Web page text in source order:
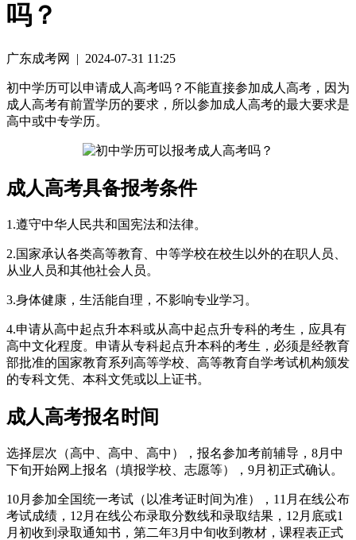
吗？
广东成考网 | 2024-07-31 11:25
初中学历可以申请成人高考吗？不能直接参加成人高考，因为
成人高考有前置学历的要求，所以参加成人高考的最大要求是
高中或中专学历。
成人高考具备报考条件
1.遵守中华人民共和国宪法和法律。
2.国家承认各类高等教育、中等学校在校生以外的在职人员、
从业人员和其他社会人员。
3.身体健康，生活能自理，不影响专业学习。
4.申请从高中起点升本科或从高中起点升专科的考生，应具有
高中文化程度。申请从专科起点升本科的考生，必须是经教育
部批准的国家教育系列高等学校、高等教育自学考试机构颁发
的专科文凭、本科文凭或以上证书。
成人高考报名时间
选择层次（高中、高中、高中），报名参加考前辅导，8月中
下旬开始网上报名（填报学校、志愿等），9月初正式确认。
10月参加全国统一考试（以准考证时间为准），11月在线公布
考试成绩，12月在线公布录取分数线和录取结果，12月底或1
月初收到录取通知书，第二年3月中旬收到教材，课程表正式